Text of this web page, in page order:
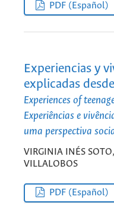
PDF (Español)
Experiencias y
explicadas
Experiences of
Experiências e
uma perspectiva
VIRGINIA INÉS
VILLALOBOS
PDF (Español)